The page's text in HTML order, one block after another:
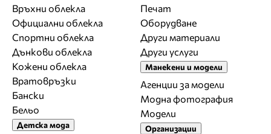
Връхни облекла
Официални облекла
Спортни облекла
Дънкови облекла
Кожени облекла
Вратовръзки
Бански
Бельо
Детска мода
Печат
Оборудване
Други материали
Други услуги
Манекени и модели
Агенции за модели
Модна фотография
Модели
Организации